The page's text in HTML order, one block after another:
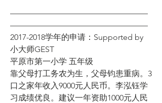
—————————————————
—————————————————
2017-2018学年的申请：Supported by
小大师GEST
平原市第一小学 五年级
靠父母打工务农为生，父母钧患重病。3
口之家年收入9000元人民币。李泓钰学
习成绩优良。建议一年资助1000元人民